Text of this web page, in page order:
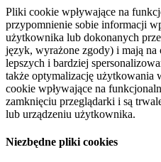
Pliki cookie wpływające na
przypomnienie sobie informacji
użytkownika lub dokonanych
język, wyrażone zgody) i mają
lepszych i bardziej
także optymalizację
cookie wpływające na
zamknięciu przeglądarki i są
lub urządzeniu użytkownika.
Niezbędne pliki cookies